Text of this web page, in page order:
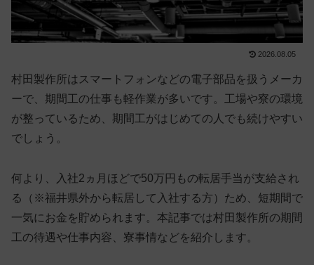
2026.08.05
村田製作所はスマートフォンなどの電子部品を扱うメーカ
ーで、期間工の仕事も軽作業が多いです。工場や寮の環境
が整っているため、期間工がはじめての人でも続けやすい
でしょう。
何より、入社2ヵ月ほどで50万円もの転居手当が支給され
る（※福井県外から転居して入社する方）ため、短期間で
一気にお金を貯められます。本記事では村 田製作所の期間
工の待遇や仕事内容、寮事情などを紹介します。